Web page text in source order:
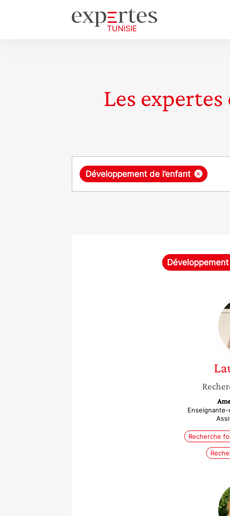
Les
Requête ×
Développement de l’enfant
Recherche